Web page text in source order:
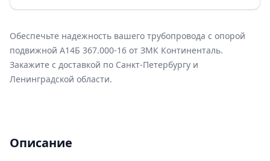
Обеспечьте надежность вашего трубопровода с опорой
подвижной А14Б 367.000-16 от ЗМК Континенталь.
Закажите с доставкой по Санкт-Петербургу и
Ленинградской области.
Описание